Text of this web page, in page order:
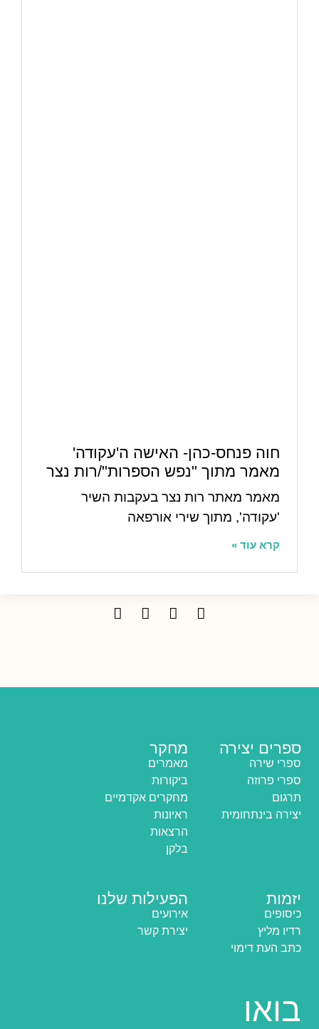
חוה פנחס-כהן- האישה ה'עקודה'
מאמר מתוך "נפש הספרות"/רות נצר
מאמר מאתר רות נצר בעקבות השיר
'עקודה', מתוך שירי אורפאה
קרא עוד »
ספרים יצירה
ספרי שירה
ספרי פרוזה
תרגום
יצירה בינתחומית
מחקר
מאמרים
ביקורות
מחקרים אקדמיים
ראיונות
הרצאות
בלקן
יזמות
כיסופים
רדיו מליץ
כתב העת דימוי
הפעילות שלנו
אירועים
יצירת קשר
בואו